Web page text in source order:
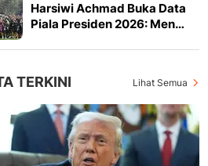
Harsiwi Achmad Buka Data
Piala Presiden 2026: Men…
TERKINI Lihat Semua